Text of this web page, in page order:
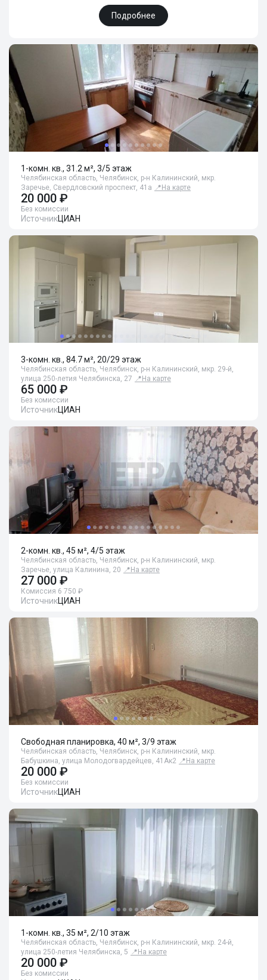
Подробнее
1-комн. кв., 31.2 м², 3/5 этаж
Челябинская область, Челябинск, р-н Калининский, мкр.
Заречье, Свердловский проспект, 41а 📍 На карте
20 000 ₽
Без комиссии
ИсточникЦИАН
3-комн. кв., 84.7 м², 20/29 этаж
Челябинская область, Челябинск, р-н Калининский, мкр. 29-й,
улица 250-летия Челябинска, 27 📍 На карте
65 000 ₽
Без комиссии
ИсточникЦИАН
2-комн. кв., 45 м², 4/5 этаж
Челябинская область, Челябинск, р-н Калининский, мкр.
Заречье, улица Калинина, 20 📍 На карте
27 000 ₽
Комиссия 6 750 ₽
ИсточникЦИАН
Свободная планировка, 40 м², 3/9 этаж
Челябинская область, Челябинск, р-н Калининский, мкр.
Бабушкина, улица Молодогвардейцев, 41Ак2 📍 На карте
20 000 ₽
Без комиссии
ИсточникЦИАН
1-комн. кв., 35 м², 2/10 этаж
Челябинская область, Челябинск, р-н Калининский, мкр. 24-й,
улица 250-летия Челябинска, 5 📍 На карте
20 000 ₽
Без комиссии